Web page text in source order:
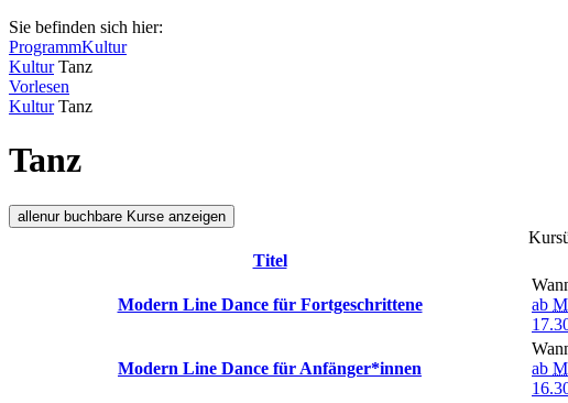
Sie befinden sich hier:
ProgrammKultur
Kultur Tanz
Vorlesen
Kultur Tanz
Tanz
allenur buchbare Kurse anzeigen
Titel
Modern Line Dance für Fortgeschrittene
ab
Modern Line Dance für Anfänger*innen
ab